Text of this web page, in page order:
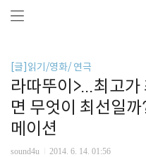
[글]읽기/영화/ 연극
라따뚜이>...최고
면 무엇이 최선일
메이션
sound4u 2014. 6. 14. 01:56